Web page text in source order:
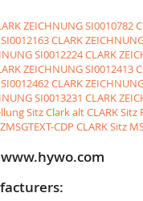
ZEICHNUNGSI0010782
SI0012163 CLARK
SI0012224 CLARK
ZEICHNUNGSI0012413
SI0012462 CLARK
SI0013231 CLARK
Sitz Clark alt CLARK
CDP CLARK Sitz